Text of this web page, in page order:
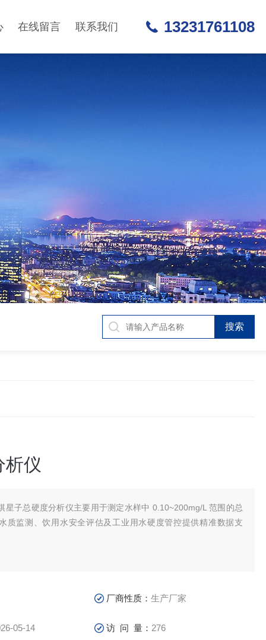
在线留言 联系我们 13231761108
析仪
星子总硬度分析仪主要用于测定水样中 0.10~200mg/L 范围的总
质监测、饮用水安全评估及工业用水硬度管控提供精准数据支
厂商性质：生产厂家
05-14 访 问 量： 276